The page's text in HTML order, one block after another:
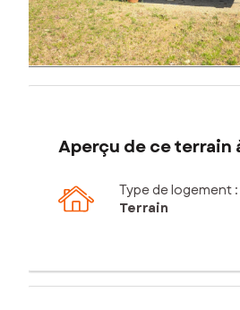
Aperçu de ce terrain
Type de logement :
Terrain